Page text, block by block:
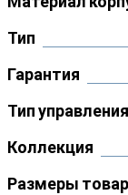
Тип
Гарантия
Тип управления
Коллекция
Размеры